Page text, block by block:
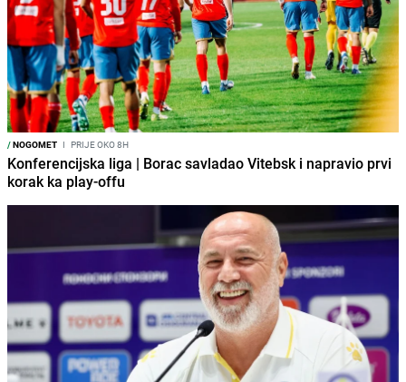
/NOGOMET I PRIJE OKO 8H
Konferencijska liga | Borac savladao Vitebsk i napravio prvi
korak ka play-offu